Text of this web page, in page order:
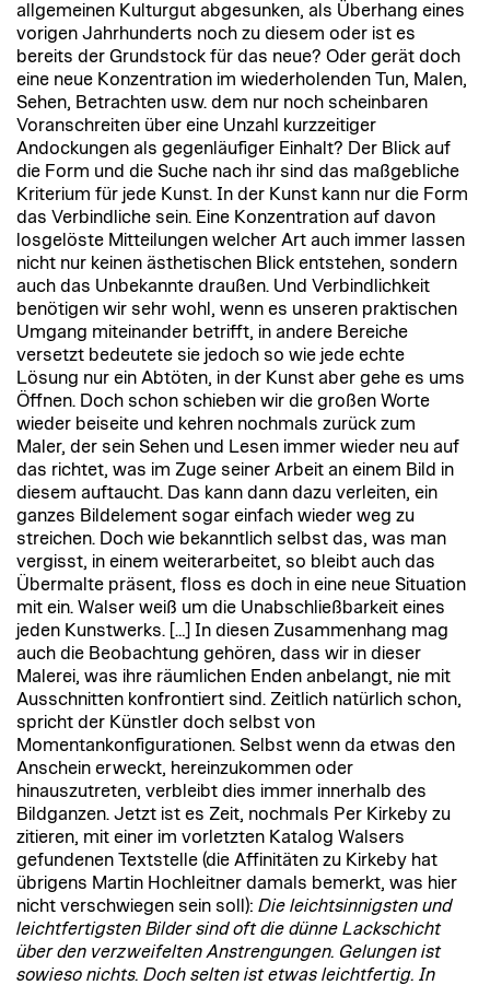
allgemeinen Kulturgut abgesunken, als Überhang eines
vorigen Jahrhunderts noch zu diesem oder ist es
bereits der Grundstock für das neue? Oder gerät doch
eine neue Konzentration im wiederholenden Tun, Malen,
Sehen, Betrachten usw. dem nur noch scheinbaren
Voranschreiten über eine Unzahl kurzzeitiger
Andockungen als gegenläufiger Einhalt? Der Blick auf
die Form und die Suche nach ihr sind das maßgebliche
Kriterium für jede Kunst. In der Kunst kann nur die Form
das Verbindliche sein. Eine Konzentration auf davon
losgelöste Mitteilungen welcher Art auch immer lassen
nicht nur keinen ästhetischen Blick entstehen, sondern
auch das Unbekannte draußen. Und Verbindlichkeit
benötigen wir sehr wohl, wenn es unseren praktischen
Umgang miteinander betrifft, in andere Bereiche
versetzt bedeutete sie jedoch so wie jede echte
Lösung nur ein Abtöten, in der Kunst aber gehe es ums
Öffnen. Doch schon schieben wir die großen Worte
wieder beiseite und kehren nochmals zurück zum
Maler, der sein Sehen und Lesen immer wieder neu auf
das richtet, was im Zuge seiner Arbeit an einem Bild in
diesem auftaucht. Das kann dann dazu verleiten, ein
ganzes Bildelement sogar einfach wieder weg zu
streichen. Doch wie bekanntlich selbst das, was man
vergisst, in einem weiterarbeitet, so bleibt auch das
Übermalte präsent, floss es doch in eine neue Situation
mit ein. Walser weiß um die Unabschließbarkeit eines
jeden Kunstwerks. […] In diesen Zusammenhang mag
auch die Beobachtung gehören, dass wir in dieser
Malerei, was ihre räumlichen Enden anbelangt, nie mit
Ausschnitten konfrontiert sind. Zeitlich natürlich schon,
spricht der Künstler doch selbst von
Momentankonfigurationen. Selbst wenn da etwas den
Anschein erweckt, hereinzukommen oder
hinauszutreten, verbleibt dies immer innerhalb des
Bildganzen. Jetzt ist es Zeit, nochmals Per Kirkeby zu
zitieren, mit einer im vorletzten Katalog Walsers
gefundenen Textstelle (die Affinitäten zu Kirkeby hat
übrigens Martin Hochleitner damals bemerkt, was hier
nicht verschwiegen sein soll): Die leichtsinnigsten und
leichtfertigsten Bilder sind oft die dünne Lackschicht
über den verzweifelten Anstrengungen. Gelungen ist
sowieso nichts. Doch selten ist etwas leichtfertig. In